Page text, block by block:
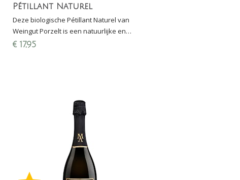
Pétillant Naturel
Deze biologische Pétillant Naturel van
Weingut Porzelt is een natuurlijke en
ongefilterde mousserende wijn uit de Pfalz
€17,95